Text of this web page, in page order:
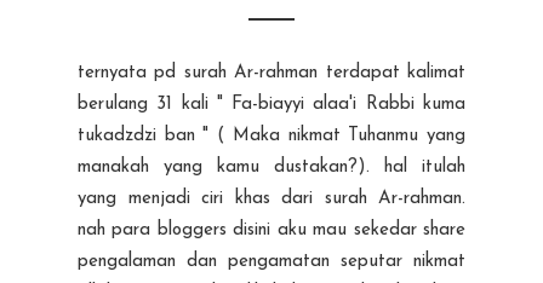
ternyata pd surah Ar-rahman terdapat kalimat
berulang 31 kali " Fa-biayyi alaa'i Rabbi kuma
tukadzdzi ban " ( Maka nikmat Tuhanmu yang
manakah yang kamu dustakan?). hal itulah
yang menjadi ciri khas dari surah Ar-rahman.
nah para bloggers disini aku mau sekedar share
pengalaman dan pengamatan seputar nikmat